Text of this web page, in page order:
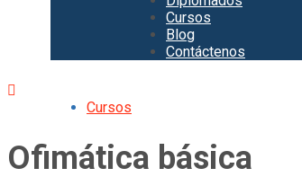
Cursos
Blog
Contáctenos
Cursos
Ofimática básica